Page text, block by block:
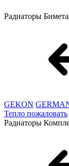
Радиаторы
GEKON
Тепло пожаловать
Радиаторы